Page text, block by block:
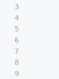
3
4
5
6
7
8
9